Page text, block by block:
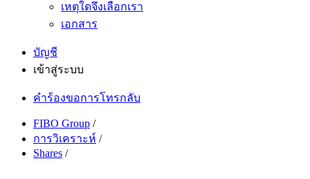
เหตุใดจึงเลือกเรา
เอกสาร
บัญชี
เข้าสู่ระบบ
คำร้องขอการโทรกลับ
FIBO Group /
การวิเคราะห์ /
Shares /